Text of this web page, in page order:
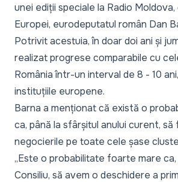
unei ediții speciale la Radio
Europei, eurodeputatul român Dan
Potrivit acestuia, în doar doi ani și
realizat progrese comparabile cu
România într-un interval de 8 - 10
instituțiile europene.
Barna a menționat că există o
ca, până la sfârșitul anului curent, să
negocierile pe toate cele șase
„Este o probabilitate foarte mare ca,
Consiliu, să avem o deschidere a